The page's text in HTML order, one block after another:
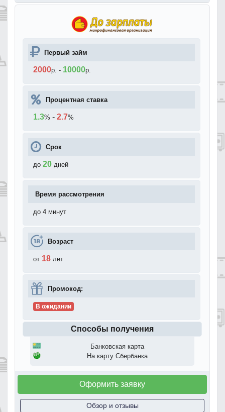
Первый займ
2000р. - 10000р.
Процентная ставка
1.3% - 2.7%
Срок
до 20 дней
Время рассмотрения
до 4 минут
Возраст
от 18 лет
Промокод:
В ожидании
Способы получения
Банковская карта
На карту Сбербанка
Оформить заявку
Обзор и отзывы